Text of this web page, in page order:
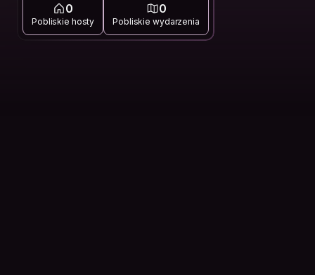
0
Pobliskie hosty
0
Pobliskie wydarzenia